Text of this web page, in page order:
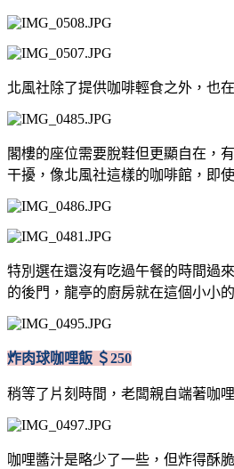
北風社除了提供咖啡輕食之外，也
閣樓的座位需要脫鞋但更顯自在，
干擾，像北風社這樣的咖啡館，即
特別選在還沒有吃過午餐的時間過
的後門，龍亭的廚房就在這個小小
炸肉球咖哩飯 ＄250
稍等了片刻時間，老闆親自端著咖
咖哩醬汁是略少了一些，但炸得酥